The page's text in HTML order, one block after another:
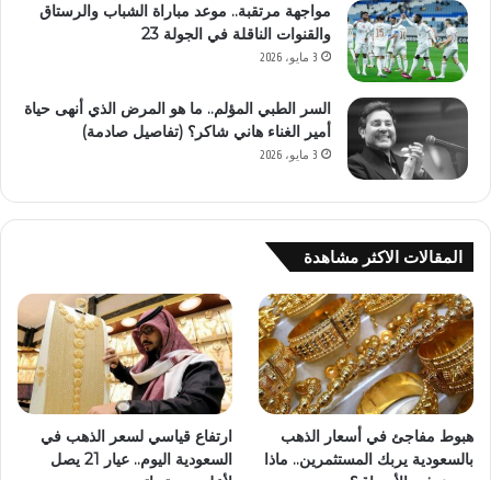
مواجهة مرتقبة.. موعد مباراة الشباب والرستاق
والقنوات الناقلة في الجولة 23
3 مايو، 2026
السر الطبي المؤلم.. ما هو المرض الذي أنهى حياة
أمير الغناء هاني شاكر؟ (تفاصيل صادمة)
3 مايو، 2026
المقالات الاكثر مشاهدة
هبوط مفاجئ في أسعار الذهب
بالسعودية يربك المستثمرين.. ماذا
ارتفاع قياسي لسعر الذهب في
السعودية اليوم.. عيار 21 يصل